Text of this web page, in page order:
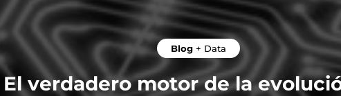
Blog + Data
El verdadero motor de la